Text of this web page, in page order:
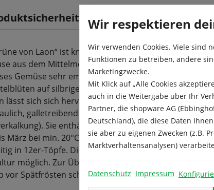
von Laon“ ist knospig geerntet ein sehr
aus dem Mittelmeerraum. Auch als dekorative
Gemüse sehr empfehlenswert. Sie bringt
auf silbrigem Laub hervor, die sich gut zum
lässt sich sich hervorragend als Gemüse. Die
galletreibend und wirkt vorbeugend gegen
Sie enthält reichlich Vitamin A + B. Die
März bei min. 20°C in Pikiererde möglich. Pflanzen
in 12er-Töpfe. Die Weiterkultur ist bei 12°-15°C als
möglich. Zur Überwinterung die Staude
vor Spätfrösten schützen.
Wir respektieren
Wir verwenden Cookies. Viele sind
Funktionen zu betreiben, andere
Marketingzwecke.
Mit Klick auf „Alle Cookies
auch in die Weitergabe über Ihr
Partner, die shopware AG
Deutschland), die diese Daten
sie aber zu eigenen Zwecken (z.B.
Marktverhaltensanalysen)
Datenschutz Impressum